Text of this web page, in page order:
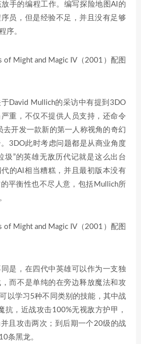
手的编程工作。编写探险地图AI的
员，但是经验不足，并且没有足够
序。
David Mullich的采访中有提到3DO
重，不仅不提供人员支持，还命令
去开发一款新的第一人称视角的奇幻
3DO此时考虑问题都是从商业角度
圾”的英雄无敌历代记就是这么出台
的AI相当糟糕，并且最初版本没有
平衡性也不尽人意，包括Mullich所
是，在四代中英雄可以作为一支独
而不是单纯的在旁边释放魔法和攻
以学习5种不同类别的技能，其中战
抗，近战攻击100%无视敌方护甲，
且攻击两次；到后期一个20级的战
条黑龙。